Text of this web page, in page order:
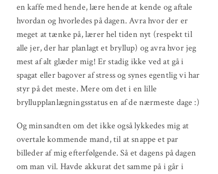
en kaffe med hende, lære hende at kende og aftale
hvordan og hvorledes på dagen. Avra hvor der er
meget at tænke på, lærer hel tiden nyt (respekt til
alle jer, der har planlagt et bryllup) og avra hvor jeg
mest af alt glæder mig! Er stadig ikke ved at gå i
spagat eller bagover af stress og synes egentlig vi har
styr på det meste. Mere om det i en lille
bryllupplanlægningsstatus en af de nærmeste dage :)
Og minsandten om det ikke også lykkedes mig at
overtale kommende mand, til at snappe et par
billeder af mig efterfølgende. Så et dagens på dagen
om man vil. Havde akkurat det samme på i går i